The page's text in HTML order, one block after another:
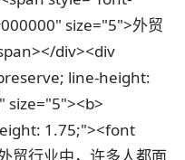
size="5">外贸
div><div
line-height:
size="5"><b>
1.75;"><font